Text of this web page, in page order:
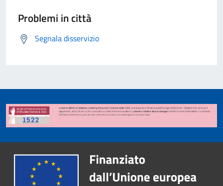
Problemi in città
Segnala disservizio